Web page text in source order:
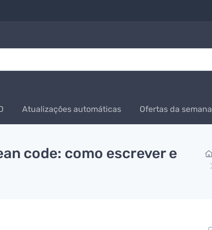
Atualizações automáticas Ofertas da semana
code: como escrever e